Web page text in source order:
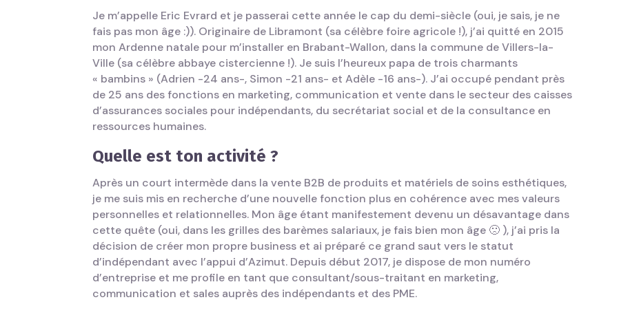
Je m’appelle Eric Evrard et je passerai cette année le cap du demi-siècle (oui, je sais, je ne
fais pas mon âge :)). Originaire de Libramont (sa célèbre foire agricole !), j’ai quitté en 2015
mon Ardenne natale pour m’installer en Brabant-Wallon, dans la commune de Villers-la-
Ville (sa célèbre abbaye cistercienne !). Je suis l’heureux papa de trois charmants
« bambins » (Adrien -24 ans-, Simon -21 ans- et Adèle -16 ans-). J’ai occupé pendant près
de 25 ans des fonctions en marketing, communication et vente dans le secteur des caisses
d’assurances sociales pour indépendants, du secrétariat social et de la consultance en
ressources humaines.
Quelle est ton activité ?
Après un court intermède dans la vente B2B de produits et matériels de soins esthétiques,
je me suis mis en recherche d’une nouvelle fonction plus en cohérence avec mes valeurs
personnelles et relationnelles. Mon âge étant manifestement devenu un désavantage dans
cette quête (oui, dans les grilles des barèmes salariaux, je fais bien mon âge 🙁 ), j’ai pris la
décision de créer mon propre business et ai préparé ce grand saut vers le statut
d’indépendant avec l’appui d’Azimut. Depuis début 2017, je dispose de mon numéro
d’entreprise et me profile en tant que consultant/sous-traitant en marketing,
communication et sales auprès des indépendants et des PME.